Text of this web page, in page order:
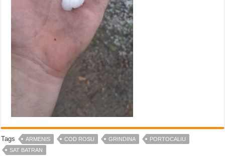
Tags ARMENIS COD ROSU GRINDINA
PORTOCALIU
SAT BATRAN